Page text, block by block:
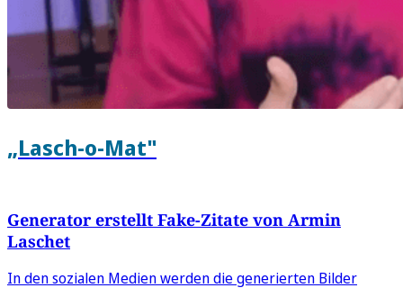
„Lasch-o-Mat"
Generator erstellt Fake-Zitate von Armin
Laschet
In den sozialen Medien werden die generierten Bilder